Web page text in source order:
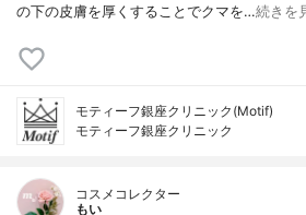
の下の皮膚を厚くすることでクマを…続きを
モティーフ銀座クリニック(Motif)
モティーフ銀座クリニック
コスメコレクター
もい